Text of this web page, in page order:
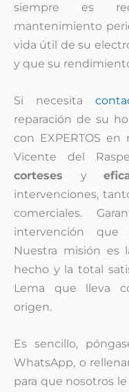
siempre es
mantenimiento
vida útil de su
y que su
Si necesita
reparación de su
con EXPERTOS
Vicente del
corteses y
intervenciones,
comerciales.
intervención que
Nuestra misión es
hecho y la total
Lema que lleva
origen.
Es sencillo,
WhatsApp, o
para que nosotros